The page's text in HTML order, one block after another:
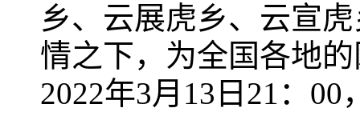
乡、云展虎乡、云宣
情之下，为全国各地
2022年3月13日21：